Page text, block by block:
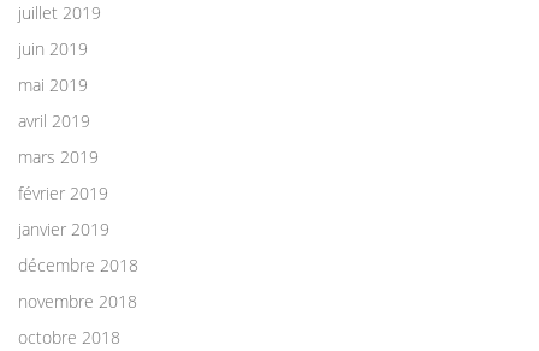
juillet 2019
juin 2019
mai 2019
avril 2019
mars 2019
février 2019
janvier 2019
décembre 2018
novembre 2018
octobre 2018